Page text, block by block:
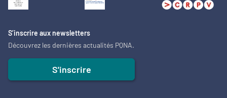
S’inscrire aux newsletters
Découvrez les dernières actualités PQNA.
S'inscrire